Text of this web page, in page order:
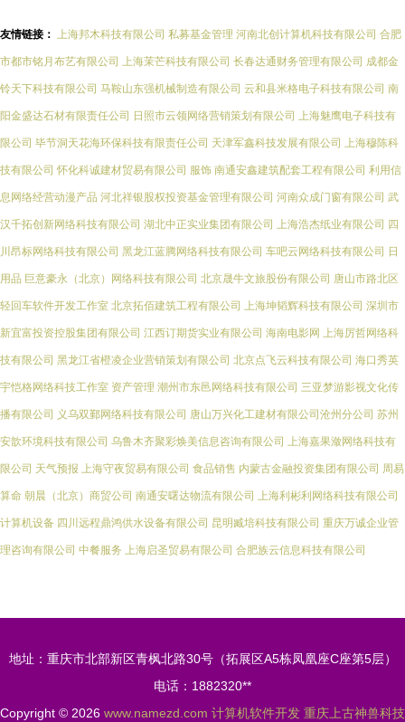
友情链接： 上海邦木科技有限公司 私募基金管理 河南北创计算机科技有限公司 合肥
市都市铭月布艺有限公司 上海茉芒科技有限公司 长春达通财务管理有限公司 成都金
铃天下科技有限公司 马鞍山东强机械制造有限公司 云和县米格电子科技有限公司 南
阳金盛达石材有限责任公司 日照市云领网络营销策划有限公司 上海魅鹰电子科技有
限公司 毕节洞天花海环保科技有限责任公司 天津军鑫科技发展有限公司 上海穆陈科
技有限公司 怀化科诚建材贸易有限公司 服饰 南通安鑫建筑配套工程有限公司 利用信
息网络经营动漫产品 河北祥银股权投资基金管理有限公司 河南众成门窗有限公司 武
汉千拓创新网络科技有限公司 湖北中正实业集团有限公司 上海浩杰纸业有限公司 四
川昂标网络科技有限公司 黑龙江蓝腾网络科技有限公司 车吧云网络科技有限公司 日
用品 巨意豪永（北京）网络科技有限公司 北京晟牛文旅股份有限公司 唐山市路北区
轻回车软件开发工作室 北京拓佰建筑工程有限公司 上海坤韬辉科技有限公司 深圳市
新宜富投资控股集团有限公司 江西订期货实业有限公司 海南电影网 上海厉哲网络科
技有限公司 黑龙江省橙凌企业营销策划有限公司 北京点飞云科技有限公司 海口秀英
宇恺格网络科技工作室 资产管理 潮州市东邑网络科技有限公司 三亚梦游影视文化传
播有限公司 义乌双鄞网络科技有限公司 唐山万兴化工建材有限公司沧州分公司 苏州
安歆环境科技有限公司 乌鲁木齐聚彩焕美信息咨询有限公司 上海嘉果潋网络科技有
限公司 天气预报 上海守夜贸易有限公司 食品销售 内蒙古金融投资集团有限公司 周易
算命 朝晨（北京）商贸公司 南通安曙达物流有限公司 上海利彬利网络科技有限公司
计算机设备 四川远程鼎鸿供水设备有限公司 昆明臧培科技有限公司 重庆万诚企业管
理咨询有限公司 中餐服务 上海启圣贸易有限公司 合肥族云信息科技有限公司
地址：重庆市北部新区青枫北路30号（拓展区A5栋凤凰座C座第5层）
电话：1882320**
Copyright © 2026 www.namezd.com 计算机软件开发 重庆上古神兽科技